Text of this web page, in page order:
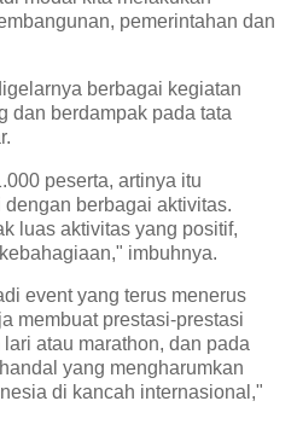
pemerintahan dan
berbagai kegiatan
dan berdampak pada tata
peserta, artinya itu
berbagai aktivitas.
luas aktivitas yang positif,
imbuhnya.
event yang terus menerus
membuat prestasi-prestasi
atau marathon, dan pada
yang mengharumkan
di kancah internasional,"